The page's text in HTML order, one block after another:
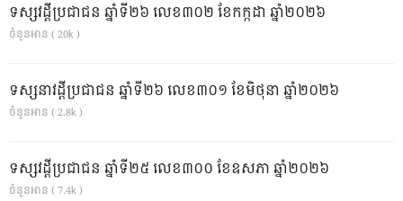
ទស្សវដ្តីប្រជាជន ឆ្នាំទី២៦ លេខ៣០២ ខែកក្កដា ឆ្នាំ២០២៦
ចំនួនអាន ( 20k )
ទស្សនាវដ្ដីប្រជាជន ឆ្នាំទី២៦ លេខ៣០១ ខែមិថុនា ឆ្នាំ២០២៦
ចំនួនអាន ( 2.8k )
ទស្សវដ្តីប្រជាជន ឆ្នាំទី២៥ លេខ៣០០ ខែឧសភា ឆ្នាំ២០២៦
ចំនួនអាន ( 7.4k )